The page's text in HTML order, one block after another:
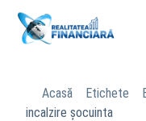
Acasă Etichete
incalzire șocuinta